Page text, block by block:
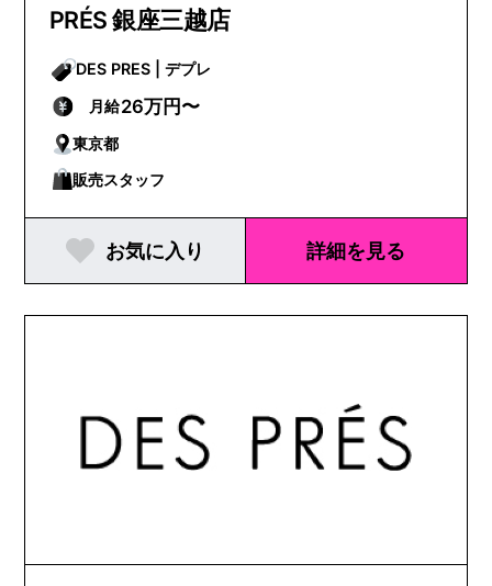
PRÉS 銀座三越店
DES PRES | デプレ
月給26万円〜
東京都
販売スタッフ
お気に入り 詳細を見る